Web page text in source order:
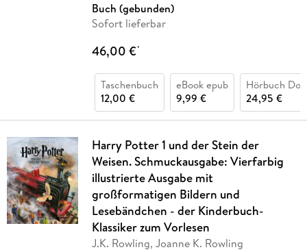
Buch (gebunden)
Sofort lieferbar
46,00 €*
Taschenbuch
12,00 €
eBook epub
9,99 €
Hörbuch
24,95 €
Harry Potter 1 und der Stein der
Weisen. Schmuckausgabe: Vierfarbig
illustrierte Ausgabe mit
großformatigen Bildern und
Lesebändchen - der Kinderbuch-
Klassiker zum Vorlesen
J.K. Rowling, Joanne K. Rowling